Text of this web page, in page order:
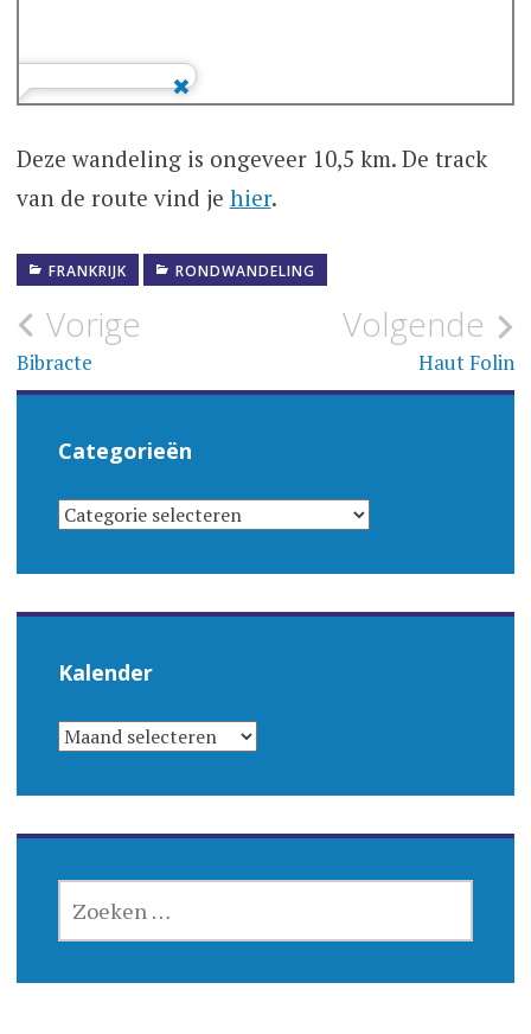
Deze wandeling is ongeveer 10,5 km. De track
van de route vind je hier.
FRANKRIJK RONDWANDELING
Bericht
navigatie
Vorige
Bibracte
Volgende
Haut Folin
Categorieën
CATEGORIEËN
Kalender
KALENDER
NAAR: